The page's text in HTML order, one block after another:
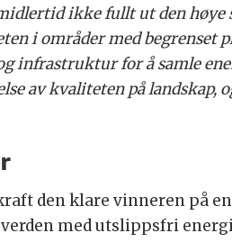
ikke fullt ut den
i områder med begrenset
infrastruktur for å samle
av kvaliteten på landskap,
den klare vinneren på
med utslippsfri